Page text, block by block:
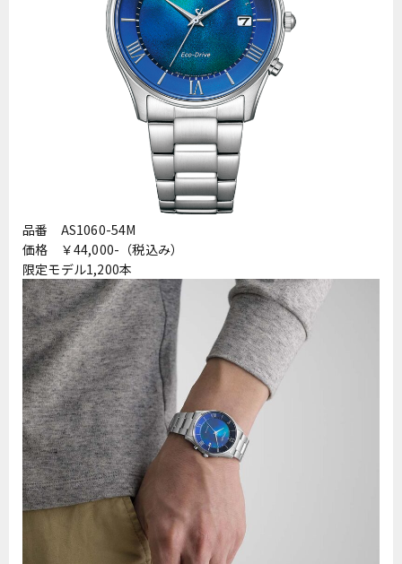
品番 AS1060-54M
価格 ￥44,000-（税込み）
限定モデル1,200本